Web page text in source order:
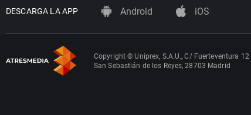
DESCARGA LA APP Android iOS
Copyright © Uniprex, S.A.U., C/ Fuerteventura 12
San Sebastián de los Reyes, 28703 Madrid